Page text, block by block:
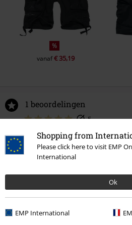
Shopping from
Please click here to visit EMP
International
Ok
EMP International
%
vanaf€ 35,19
1 beoordelingen
5
Geef ons je mening over "Belt